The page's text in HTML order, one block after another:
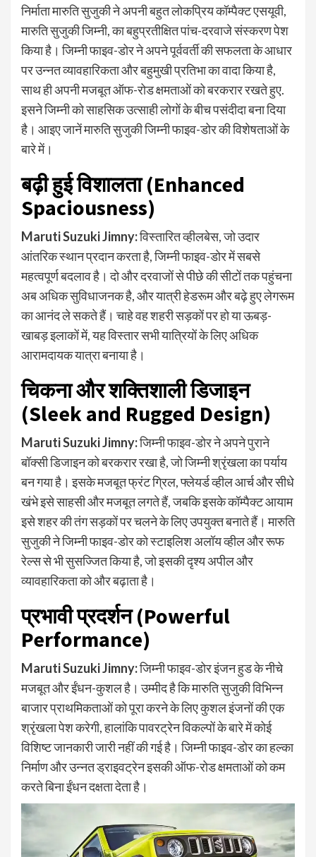
निर्माता मारुति सुजुकी ने अपनी बहुत लोकप्रिय कॉम्पैक्ट एसयूवी,
मारुति सुजुकी जिम्नी, का बहुप्रतीक्षित पांच-दरवाजे संस्करण पेश
किया है। जिम्नी फाइव-डोर ने अपने पूर्ववर्ती की सफलता के आधार
पर उन्नत व्यावहारिकता और बहुमुखी प्रतिभा का वादा किया है,
साथ ही अपनी मजबूत ऑफ-रोड क्षमताओं को बरकरार रखते हुए.
इसने जिम्नी को साहसिक उत्साही लोगों के बीच पसंदीदा बना दिया
है। आइए जानें मारुति सुजुकी जिम्नी फाइव-डोर की विशेषताओं के
बारे में।
बढ़ी हुई विशालता (Enhanced
Spaciousness)
Maruti Suzuki Jimny:विस्तारित व्हीलबेस, जो उदार
आंतरिक स्थान प्रदान करता है, जिम्नी फाइव-डोर में सबसे
महत्वपूर्ण बदलाव है। दो और दरवाजों से पीछे की सीटों तक पहुंचना
अब अधिक सुविधाजनक है, और यात्री हेडरूम और बढ़े हुए लेगरूम
का आनंद ले सकते हैं। चाहे वह शहरी सड़कों पर हो या ऊबड़-
खाबड़ इलाकों में, यह विस्तार सभी यात्रियों के लिए अधिक
आरामदायक यात्रा बनाया है।
चिकना और शक्तिशाली डिजाइन
(Sleek and Rugged Design)
Maruti Suzuki Jimny:जिम्नी फाइव-डोर ने अपने पुराने
बॉक्सी डिजाइन को बरकरार रखा है, जो जिम्नी श्रृंखला का पर्याय
बन गया है। इसके मजबूत फ्रंट ग्रिल, फ्लेयर्ड व्हील आर्च और सीधे
खंभे इसे साहसी और मजबूत लगते हैं, जबकि इसके कॉम्पैक्ट आयाम
इसे शहर की तंग सड़कों पर चलने के लिए उपयुक्त बनाते हैं। मारुति
सुजुकी ने जिम्नी फाइव-डोर को स्टाइलिश अलॉय व्हील और रूफ
रेल्स से भी सुसज्जित किया है, जो इसकी दृश्य अपील और
व्यावहारिकता को और बढ़ाता है।
प्रभावी प्रदर्शन (Powerful
Performance)
Maruti Suzuki Jimny:जिम्नी फाइव-डोर इंजन हुड के नीचे
मजबूत और ईंधन-कुशल है। उम्मीद है कि मारुति सुजुकी विभिन्न
बाजार प्राथमिकताओं को पूरा करने के लिए कुशल इंजनों की एक
श्रृंखला पेश करेगी, हालांकि पावरट्रेन विकल्पों के बारे में कोई
विशिष्ट जानकारी जारी नहीं की गई है। जिम्नी फाइव-डोर का हल्का
निर्माण और उन्नत ड्राइवट्रेन इसकी ऑफ-रोड क्षमताओं को कम
करते बिना ईंधन दक्षता देता है।